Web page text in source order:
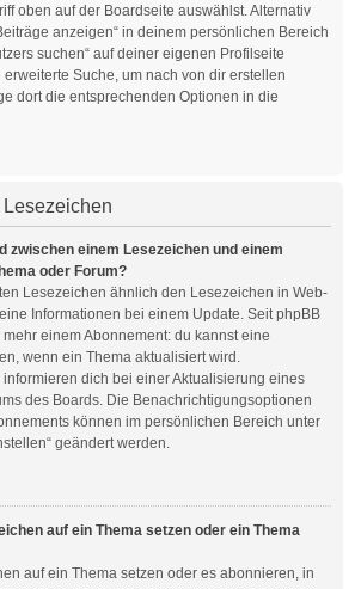
oben auf der Boardseite auswählst. Alternativ
anzeigen“ in deinem persönlichen Bereich
suchen“ auf deiner eigenen Profilseite
Suche, um nach von dir erstellen
dort die entsprechenden Optionen in die
zwischen einem Lesezeichen und einem
oder Forum?
Lesezeichen ähnlich den Lesezeichen in Web-
Informationen bei einem Update. Seit phpBB
einem Abonnement: du kannst eine
wenn ein Thema aktualisiert wird.
dich bei einer Aktualisierung eines
des Boards. Die Benachrichtigungsoptionen
können im persönlichen Bereich unter
geändert werden.
auf ein Thema setzen oder ein Thema
auf ein Thema setzen oder es abonnieren, in